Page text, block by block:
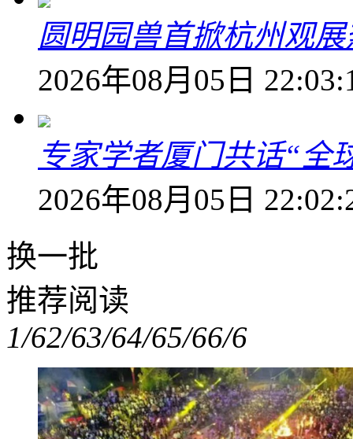
圆明园兽首掀杭州观
2026年08月05日
专家学者厦门共话“全
2026年08月05日
换一批
推荐阅读
1/62/63/64/65/66/6